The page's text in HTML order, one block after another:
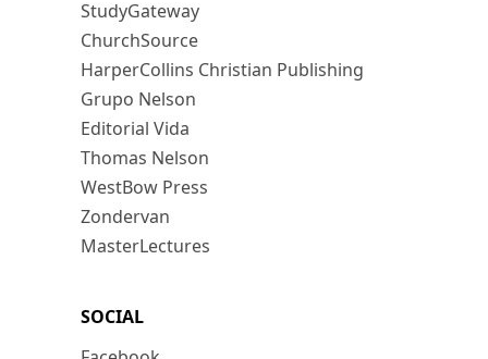
StudyGateway
ChurchSource
HarperCollins Christian Publishing
Grupo Nelson
Editorial Vida
Thomas Nelson
WestBow Press
Zondervan
MasterLectures
SOCIAL